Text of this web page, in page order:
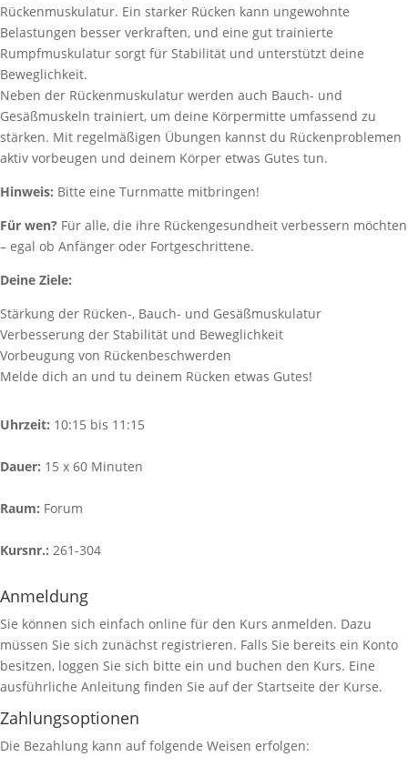
Rückenmuskulatur. Ein starker Rücken kann ungewohnte
Belastungen besser verkraften, und eine gut trainierte
Rumpfmuskulatur sorgt für Stabilität und unterstützt deine
Beweglichkeit.
Neben der Rückenmuskulatur werden auch Bauch- und
Gesäßmuskeln trainiert, um deine Körpermitte umfassend zu
stärken. Mit regelmäßigen Übungen kannst du Rückenproblemen
aktiv vorbeugen und deinem Körper etwas Gutes tun.
Hinweis: Bitte eine Turnmatte mitbringen!
Für wen? Für alle, die ihre Rückengesundheit verbessern möchten
– egal ob Anfänger oder Fortgeschrittene.
Deine Ziele:
Stärkung der Rücken-, Bauch- und Gesäßmuskulatur
Verbesserung der Stabilität und Beweglichkeit
Vorbeugung von Rückenbeschwerden
Melde dich an und tu deinem Rücken etwas Gutes!
Uhrzeit: 10:15 bis 11:15
Dauer: 15 x 60 Minuten
Raum: Forum
Kursnr.: 261-304
Anmeldung
Sie können sich einfach online für den Kurs anmelden. Dazu
müssen Sie sich zunächst registrieren. Falls Sie bereits ein Konto
besitzen, loggen Sie sich bitte ein und buchen den Kurs. Eine
ausführliche Anleitung finden Sie auf der Startseite der Kurse.
Zahlungsoptionen
Die Bezahlung kann auf folgende Weisen erfolgen: